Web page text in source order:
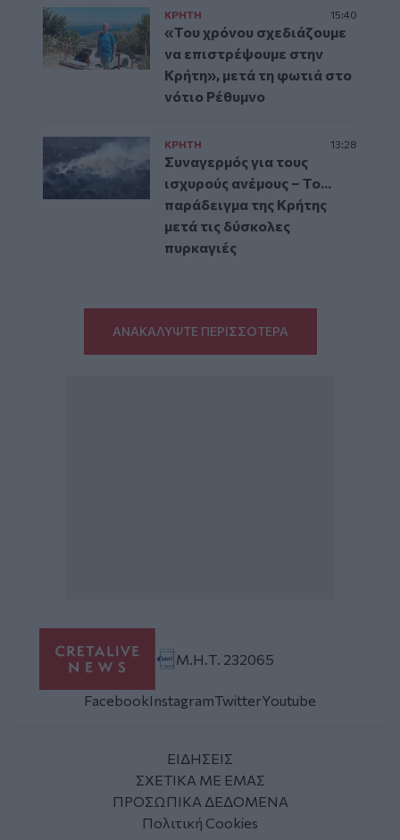
ΚΡΗΤΗ 15:40
«Του χρόνου σχεδιάζουμε
να επιστρέψουμε στην
Κρήτη», μετά τη φωτιά στο
νότιο Ρέθυμνο
ΚΡΗΤΗ 13:28
Συναγερμός για τους
ισχυρούς ανέμους – Το...
παράδειγμα της Κρήτης
μετά τις δύσκολες
πυρκαγιές
ΑΝΑΚΑΛΥΨΤΕ ΠΕΡΙΣΣΟΤΕΡΑ
Μ.Η.Τ. 232065
FacebookInstagramTwitterYoutube
ΕΙΔΗΣΕΙΣ
ΣΧΕΤΙΚΑ ΜΕ ΕΜΑΣ
ΠΡΟΣΩΠΙΚΑ ΔΕΔΟΜΕΝΑ
Πολιτική Cookies